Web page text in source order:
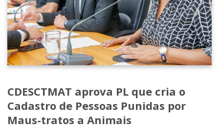
CDESCTMAT aprova PL que cria o
Cadastro de Pessoas Punidas por
Maus-tratos a Animais